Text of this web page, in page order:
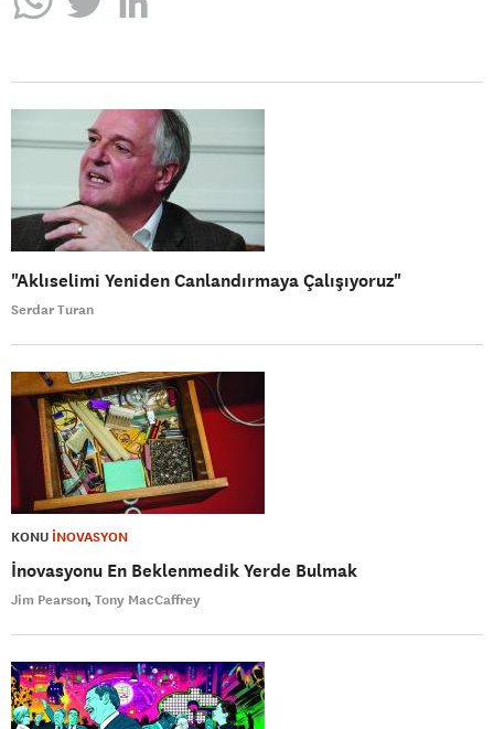
"Aklıselimi Yeniden Canlandırmaya Çalışıyoruz"
Serdar Turan
KONU İNOVASYON
İnovasyonu En Beklenmedik Yerde Bulmak
Jim Pearson Tony MacCaffrey